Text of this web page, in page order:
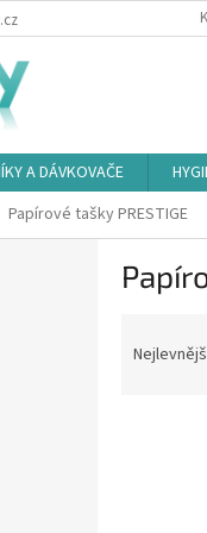
A DÁVKOVAČE
Papírové tašky PRESTIGE